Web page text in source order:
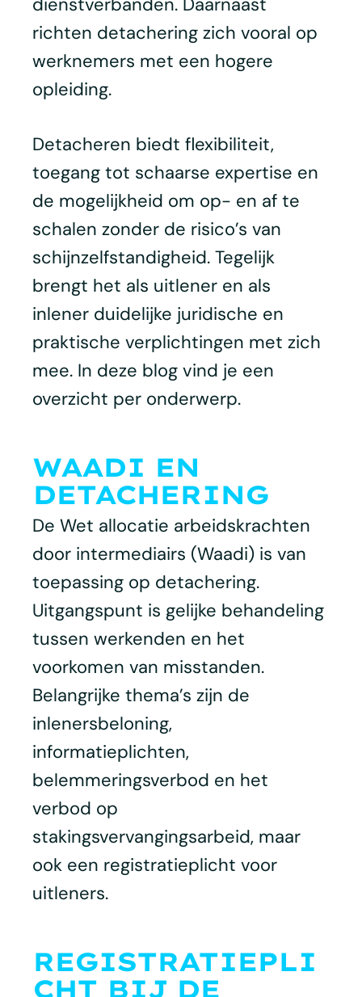
richten detachering zich vooral op
werknemers met een hogere
opleiding.
Detacheren biedt flexibiliteit,
toegang tot schaarse expertise en
de mogelijkheid om op- en af te
schalen zonder de risico’s van
schijnzelfstandigheid. Tegelijk
brengt het als uitlener en als
inlener duidelijke juridische en
praktische verplichtingen met zich
mee. In deze blog vind je een
overzicht per onderwerp.
WAADI EN
DETACHERING
De Wet allocatie arbeidskrachten
door intermediairs (Waadi) is van
toepassing op detachering.
Uitgangspunt is gelijke behandeling
tussen werkenden en het
voorkomen van misstanden.
Belangrijke thema’s zijn de
inlenersbeloning,
informatieplichten,
belemmeringsverbod en het
verbod op
stakingsvervangingsarbeid, maar
ook een registratieplicht voor
uitleners.
REGISTRATIEPLI
CHT BIJ DE